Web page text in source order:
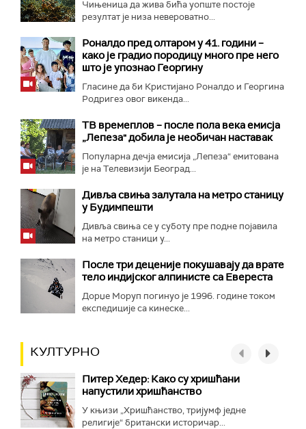
Чињеница да жива бића уопште постоје
резултат је низа невероватно...
Роналдо пред олтаром у 41. години –
како је градио породицу много пре него
што је упознао Георгину
Гласине да би Кристијано Роналдо и Георгина
Родригез овог викенда...
ТВ времеплов – после пола века емисја
„Лепеза" добила је необичан наставак
Популарна дечја емисија „Лепеза“ емитована
је на Телевизији Београд...
Дивља свиња залутала на метро станицу
у Будимпешти
Дивља свиња се у суботу пре подне појавила
на метро станици у...
После три деценије покушавају да врате
тело индијског алпинисте са Евереста
Дорџе Моруп погинуо је 1996. године током
експедиције са кинеске...
КУЛТУРНО
Питер Хедер: Како су хришћани
напустили хришћанство
У књизи „Хришћанство, тријумф једне
религије“ британски историчар...